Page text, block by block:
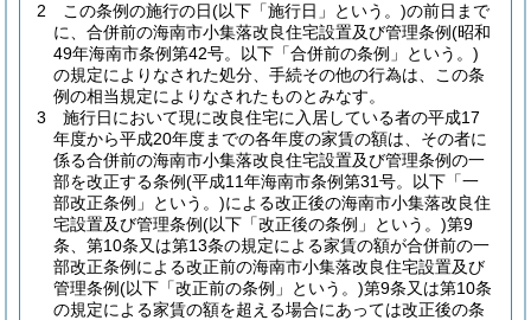
2
この条例の施行の日(以下「施行日」という。)の前日まで
に、合併前の海南市小集落改良住宅設置及び管理条例(昭和
49年海南市条例第42号。以下「合併前の条例」という。)
の規定によりなされた処分、手続その他の行為は、この条
例の相当規定によりなされたものとみなす。
3
施行日において現に改良住宅に入居している者の平成17
年度から平成20年度までの各年度の家賃の額は、その者に
係る合併前の海南市小集落改良住宅設置及び管理条例の一
部を改正する条例(平成11年海南市条例第31号。以下「一
部改正条例」という。)による改正後の海南市小集落改良住
宅設置及び管理条例(以下「改正後の条例」という。)第9
条、第10条又は第13条の規定による家賃の額が合併前の一
部改正条例による改正前の海南市小集落改良住宅設置及び
管理条例(以下「改正前の条例」という。)第9条又は第10条
の規定による家賃の額を超える場合にあっては改正後の条